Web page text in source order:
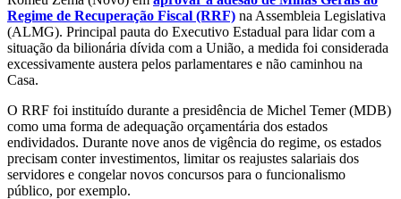
Regime de Recuperação Fiscal (RRF) na Assembleia Legislativa
(ALMG). Principal pauta do Executivo Estadual para lidar com a
situação da bilionária dívida com a União, a medida foi considerada
excessivamente austera pelos parlamentares e não caminhou na
Casa.
O RRF foi instituído durante a presidência de Michel Temer (MDB)
como uma forma de adequação orçamentária dos estados
endividados. Durante nove anos de vigência do regime, os estados
precisam conter investimentos, limitar os reajustes salariais dos
servidores e congelar novos concursos para o funcionalismo
público, por exemplo.